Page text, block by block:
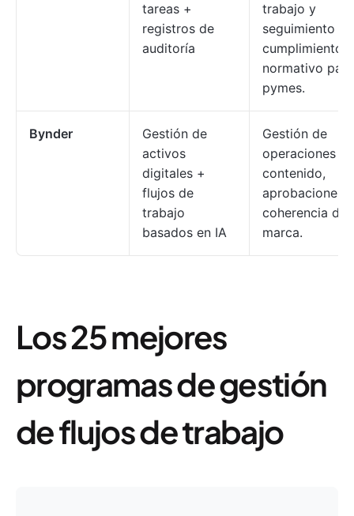
tareas +
registros de
auditoría
trabajo y
seguimiento
cumplimiento
normativo para
pymes.
Bynder
Gestión de
activos
digitales +
flujos de
trabajo
basados en IA
Gestión de
operaciones de
contenido,
aprobaciones y
coherencia de
marca.
Los 25 mejores
programas de gestión
de flujos de trabajo